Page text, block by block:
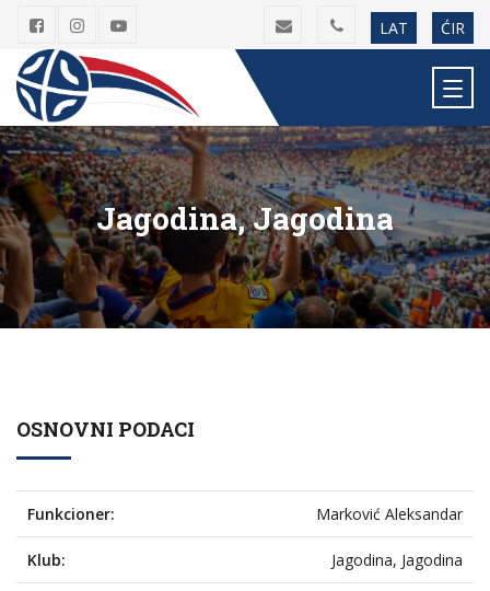
LAT ĆIR
Jagodina, Jagodina
OSNOVNI PODACI
Funkcioner: Marković Aleksandar
Klub: Jagodina, Jagodina